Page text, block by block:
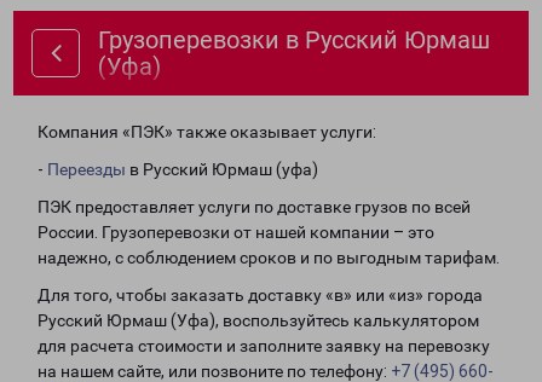
Грузоперевозки в Русский Юрмаш
(Уфа)
Компания «ПЭК» также оказывает услуги:
- Переезды в Русский Юрмаш (уфа)
ПЭК предоставляет услуги по доставке грузов по всей
России. Грузоперевозки от нашей компании – это
надежно, с соблюдением сроков и по выгодным тарифам.
Для того, чтобы заказать доставку «в» или «из» города
Русский Юрмаш (Уфа), воспользуйтесь калькулятором
для расчета стоимости и заполните заявку на перевозку
на нашем сайте, или позвоните по телефону: +7 (495) 660-